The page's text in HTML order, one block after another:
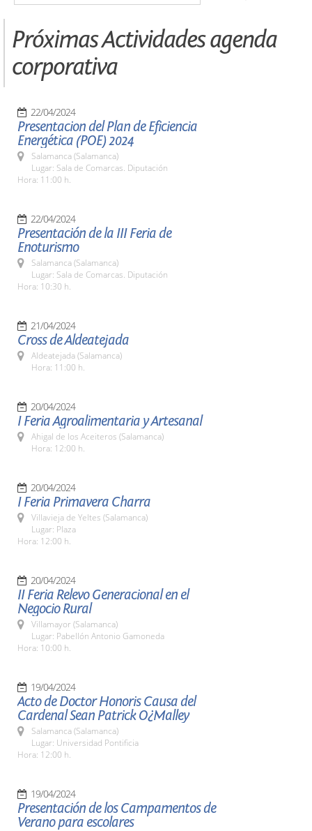
Próximas Actividades agenda
corporativa
22/04/2024
Presentacion del Plan de Eficiencia
Energética (POE) 2024
Salamanca (Salamanca)
Lugar: Sala de Comarcas. Diputación
Hora: 11:00 h.
22/04/2024
Presentación de la III Feria de
Enoturismo
Salamanca (Salamanca)
Lugar: Sala de Comarcas. Diputación
Hora: 10:30 h.
21/04/2024
Cross de Aldeatejada
Aldeatejada (Salamanca)
Hora: 11:00 h.
20/04/2024
I Feria Agroalimentaria y Artesanal
Ahigal de los Aceiteros (Salamanca)
Hora: 12:00 h.
20/04/2024
I Feria Primavera Charra
Villavieja de Yeltes (Salamanca)
Lugar: Plaza
Hora: 12:00 h.
20/04/2024
II Feria Relevo Generacional en el
Negocio Rural
Villamayor (Salamanca)
Lugar: Pabellón Antonio Gamoneda
Hora: 10:00 h.
19/04/2024
Acto de Doctor Honoris Causa del
Cardenal Sean Patrick O¿Malley
Salamanca (Salamanca)
Lugar: Universidad Pontificia
Hora: 12:00 h.
19/04/2024
Presentación de los Campamentos de
Verano para escolares